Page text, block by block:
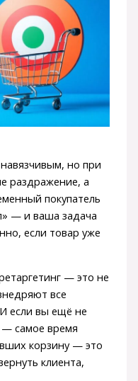
но при
раздражение, а
покупатель
— и ваша задача
если товар уже
— это не
все
если вы ещё не
— самое время
корзину — это
клиента,